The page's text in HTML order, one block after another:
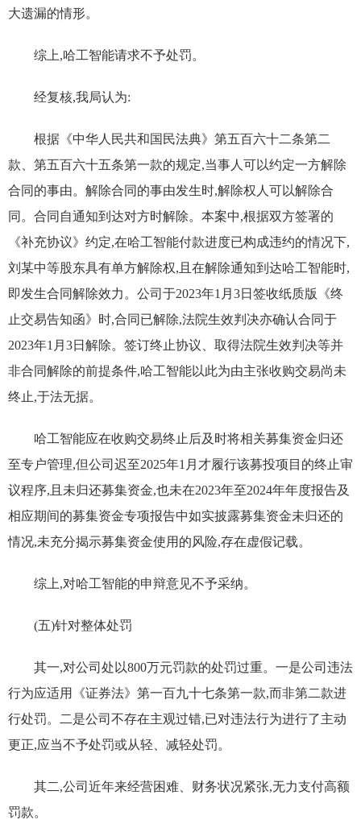
大遗漏的情形。
综上,哈工智能请求不予处罚。
经复核,我局认为:
根据《中华人民共和国民法典》第五百六十二条第二
款、第五百六十五条第一款的规定,当事人可以约定一方解除
合同的事由。解除合同的事由发生时,解除权人可以解除合
同。合同自通知到达对方时解除。本案中,根据双方签署的
《补充协议》约定,在哈工智能付款进度已构成违约的情况下,
刘某中等股东具有单方解除权,且在解除通知到达哈工智能时,
即发生合同解除效力。公司于2023年1月3日签收纸质版《终
止交易告知函》时,合同已解除,法院生效判决亦确认合同于
2023年1月3日解除。签订终止协议、取得法院生效判决等并
非合同解除的前提条件,哈工智能以此为由主张收购交易尚未
终止,于法无据。
哈工智能应在收购交易终止后及时将相关募集资金归还
至专户管理,但公司迟至2025年1月才履行该募投项目的终止审
议程序,且未归还募集资金,也未在2023年至2024年年度报告及
相应期间的募集资金专项报告中如实披露募集资金未归还的
情况,未充分揭示募集资金使用的风险,存在虚假记载。
综上,对哈工智能的申辩意见不予采纳。
(五)针对整体处罚
其一,对公司处以800万元罚款的处罚过重。一是公司违法
行为应适用《证券法》第一百九十七条第一款,而非第二款进
行处罚。二是公司不存在主观过错,已对违法行为进行了主动
更正,应当不予处罚或从轻、减轻处罚。
其二,公司近年来经营困难、财务状况紧张,无力支付高额
罚款。